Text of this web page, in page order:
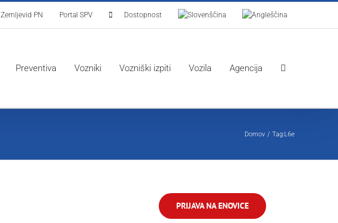
Zemljevid PN Portal SPV Dostopnost
Preventiva Vozniki Vozniški izpiti Vozila Agencija
Domov Tag:L6e
PRIJAVA NA ENOVICE